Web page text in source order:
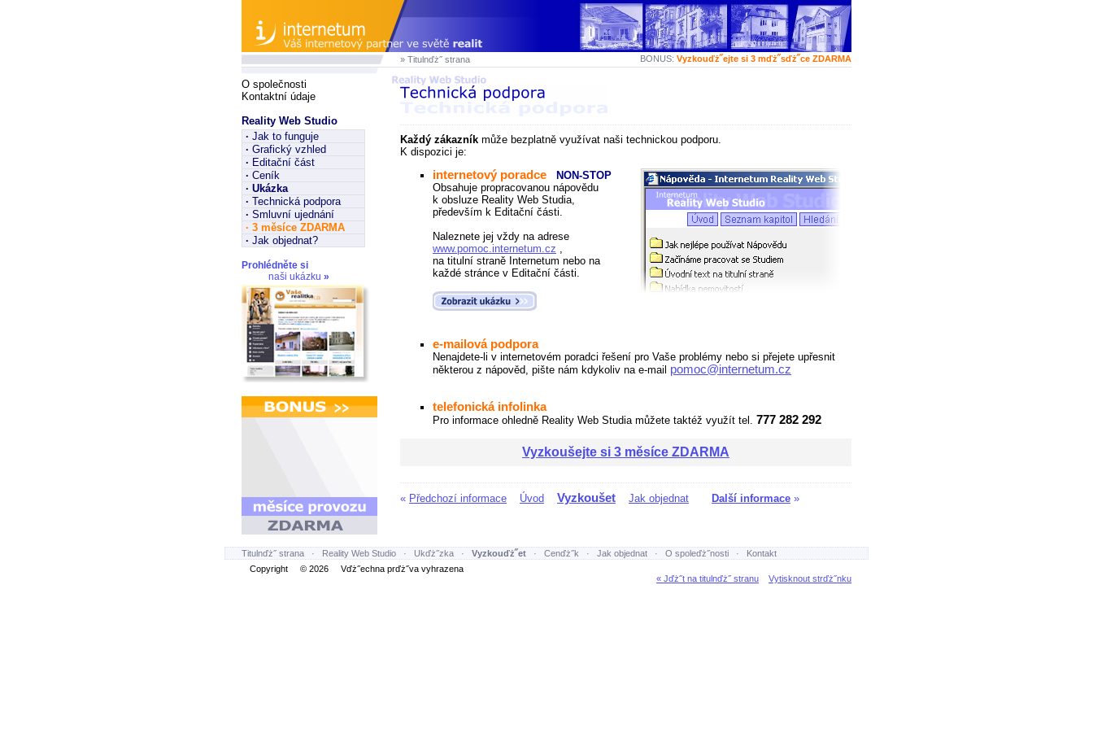
BONUS: Vyzkouďż˝ejte si 3 mďż˝sďż˝ce ZDARMA
» Titulnďż˝ strana
O společnosti
Kontaktní údaje
Reality Web Studio
· Jak to funguje
· Grafický vzhled
· Editační část
· Ceník
· Ukázka
· Technická podpora
· Smluvní ujednání
· 3 měsíce ZDARMA
· Jak objednat?
Prohlédněte si
naši ukázku »
Každý zákazník může bezplatně využívat naši technickou podporu.
K dispozici je:
internetový poradce
NON-STOP
Obsahuje propracovanou nápovědu
k obsluze Reality Web Studia,
především k Editační části.
Naleznete jej vždy na adrese
www.pomoc.internetum.cz ,
na titulní straně Internetum nebo na
každé stránce v Editační části.
e-mailová podpora
Nenajdete-li v internetovém poradci řešení pro Vaše problémy nebo si přejete upřesnit
některou z nápověd, pište nám kdykoliv na e-mail pomoc@internetum.cz
telefonická infolinka
Pro informace ohledně Reality Web Studia můžete taktéž využít tel. 777 282 292
Vyzkoušejte si 3 měsíce ZDARMA
« Předchozí informace Úvod Vyzkoušet Jak objednat Další informace »
Titulnďż˝ strana · Reality Web Studio · Ukďż˝zka · Vyzkouďż˝et · Cenďż˝k · Jak objednat · O spoleďż˝nosti · Kontakt
Copyright © 2026 Vďż˝echna prďż˝va vyhrazena
« Jďż˝t na titulnďż˝ stranu
Vytisknout strďż˝nku